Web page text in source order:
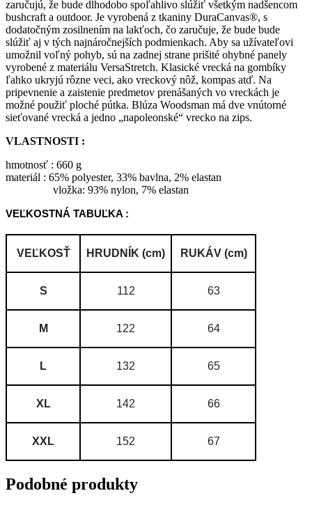
zaručujú, že bude dlhodobo spoľahlivo slúžiť všetkým nadšencom
bushcraft a outdoor. Je vyrobená z tkaniny DuraCanvas®, s
dodatočným zosilnením na lakťoch, čo zaručuje, že bude bude
slúžiť aj v tých najnáročnejších podmienkach. Aby sa užívateľovi
umožnil voľný pohyb, sú na zadnej strane prišité ohybné panely
vyrobené z materiálu VersaStretch. Klasické vrecká na gombíky
ľahko ukryjú rôzne veci, ako vreckový nôž, kompas atď. Na
pripevnenie a zaistenie predmetov prenášaných vo vreckách je
možné použiť ploché pútka. Blúza Woodsman má dve vnútorné
sieťované vrecká a jedno „napoleonské“ vrecko na zips.
VLASTNOSTI :
hmotnosť : 660 g
materiál : 65% polyester, 33% bavlna, 2% elastan
vložka: 93% nylon, 7% elastan
VEĽKOSTNÁ TABUĽKA :
VEĽKOSŤ HRUDNÍK (cm) RUKÁV (cm)
S 112 63
M 122 64
L 132 65
XL 142 66
XXL 152 67
Podobné produkty